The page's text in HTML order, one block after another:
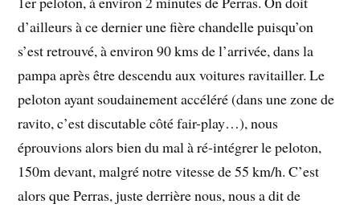
d’ailleurs à ce dernier une fière chandelle puisqu’on
s’est retrouvé, à environ 90 kms de l’arrivée, dans la
pampa après être descendu aux voitures ravitailler. Le
peloton ayant soudainement accéléré (dans une zone de
ravito, c’est discutable côté fair-play…), nous
éprouvions alors bien du mal à ré-intégrer le peloton,
150m devant, malgré notre vitesse de 55 km/h. C’est
alors que Perras, juste derrière nous, nous a dit de